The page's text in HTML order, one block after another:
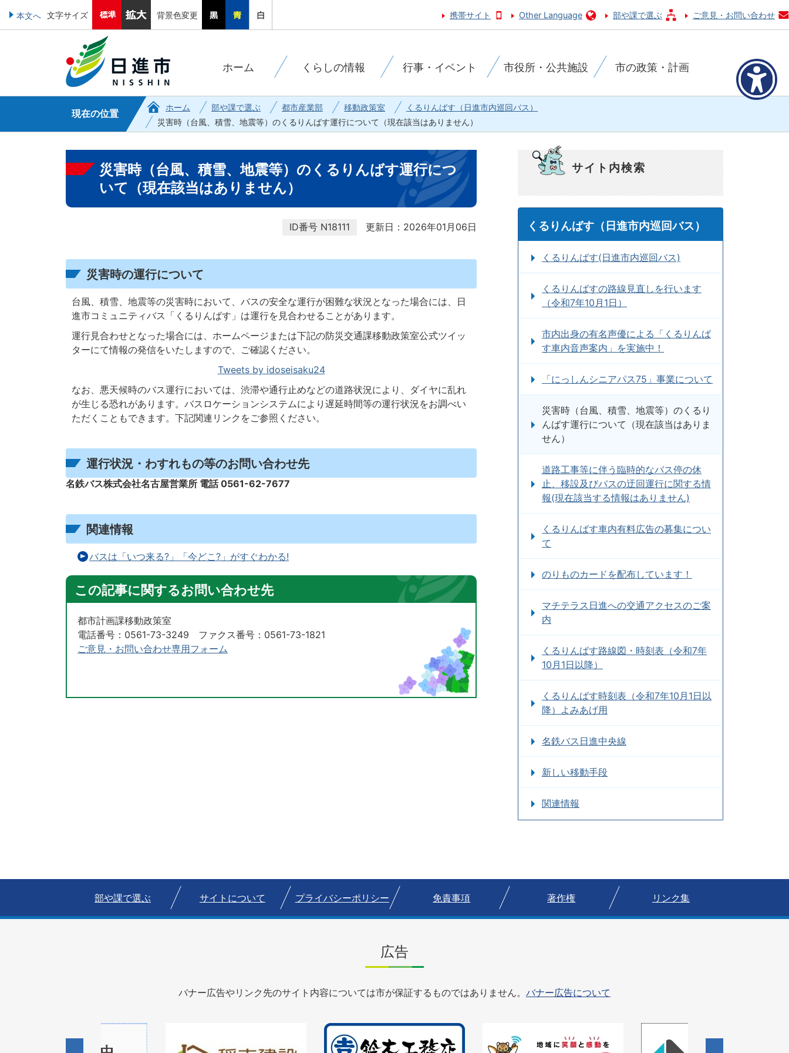
本文へ 文字サイズ 背景色変更 携帯サイト Other Language 部や課で選ぶ ご意見・お問い合わせ
ホーム くらしの情報 行事・イベント 市役所・公共施設 市の政策・計画
現在の位置
ホーム 部や課で選ぶ 都市産業部 移動政策室
くるりんばす（日進市内巡回バス）
災害時（台風、積雪、地震等）のくるりんばす運行について（現在該当はありません）
災害時（台風、積雪、地震等）のくるりんばす運行につ
いて（現在該当はありません）
ID番号 N18111 更新日：2026年01月06日
災害時の運行について
台風、積雪、地震等の災害時において、バスの安全な運行が困難な状況となった場合には、日
進市コミュニティバス「くるりんばす」は運行を見合わせることがあります。
運行見合わせとなった場合には、ホームページまたは下記の防災交通課移動政策室公式ツイッ
ターにて情報の発信をいたしますので、ご確認ください。
Tweets by idoseisaku24
なお、悪天候時のバス運行においては、渋滞や通行止めなどの道路状況により、ダイヤに乱れ
が生じる恐れがあります。バスロケーションシステムにより遅延時間等の運行状況をお調べい
ただくこともできます。下記関連リンクをご参照ください。
運行状況・わすれもの等のお問い合わせ先
名鉄バス株式会社名古屋営業所 電話 0561-62-7677
関連情報
バスは「いつ来る?」「今どこ?」がすぐわかる!
この記事に関するお問い合わせ先
都市計画課移動政策室
電話番号：0561-73-3249 ファクス番号：0561-73-1821
ご意見・お問い合わせ専用フォーム
サイト内検索
くるりんばす（日進市内巡回バス）
くるりんばす(日進市内巡回バス)
くるりんばすの路線見直しを行います
（令和7年10月1日）
市内出身の有名声優による「くるりんば
す車内音声案内」を実施中！
「にっしんシニアパス75」事業について
災害時（台風、積雪、地震等）のくるり
んばす運行について（現在該当はありま
せん）
道路工事等に伴う臨時的なバス停の休
止、移設及びバスの迂回運行に関する情
報(現在該当する情報はありません)
くるりんばす車内有料広告の募集につい
て
のりものカードを配布しています！
マチテラス日進への交通アクセスのご案
内
くるりんばす路線図・時刻表（令和7年
10月1日以降）
くるりんばす時刻表（令和7年10月1日以
降）よみあげ用
名鉄バス日進中央線
新しい移動手段
関連情報
部や課で選ぶ サイトについて プライバシーポリシー 免責事項 著作権 リンク集
広告
バナー広告やリンク先のサイト内容については市が保証するものではありません。 バナー広告について
2
枚
枚